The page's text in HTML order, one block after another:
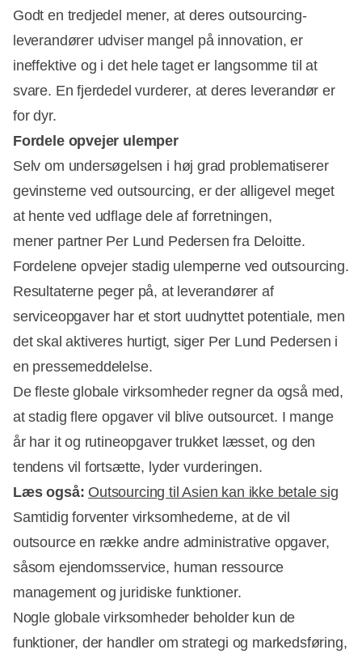
Godt en tredjedel mener, at deres outsourcing-
leverandører udviser mangel på innovation, er
ineffektive og i det hele taget er langsomme til at
svare. En fjerdedel vurderer, at deres leverandør er
for dyr.
Fordele opvejer ulemper
Selv om undersøgelsen i høj grad problematiserer
gevinsterne ved outsourcing, er der alligevel meget
at hente ved udflage dele af forretningen,
mener partner Per Lund Pedersen fra Deloitte.
Fordelene opvejer stadig ulemperne ved outsourcing.
Resultaterne peger på, at leverandører af
serviceopgaver har et stort uudnyttet potentiale, men
det skal aktiveres hurtigt, siger Per Lund Pedersen i
en pressemeddelelse.
De fleste globale virksomheder regner da også med,
at stadig flere opgaver vil blive outsourcet. I mange
år har it og rutineopgaver trukket læsset, og den
tendens vil fortsætte, lyder vurderingen.
Læs også: Outsourcing til Asien kan ikke betale sig
Samtidig forventer virksomhederne, at de vil
outsource en række andre administrative opgaver,
såsom ejendomsservice, human ressource
management og juridiske funktioner.
Nogle globale virksomheder beholder kun de
funktioner, der handler om strategi og markedsføring,